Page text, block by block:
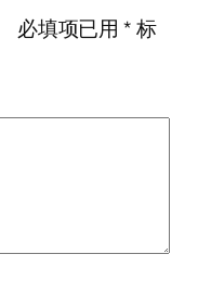
必填项已用*标